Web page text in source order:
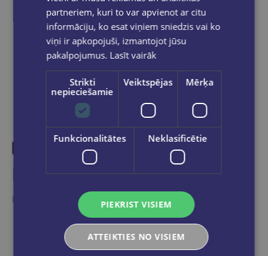
Dalies sociālajos tīklos:
Līdzīgas preces
Ieskaties, varbūt noder
partneriem, kuri to var apvienot ar citu
informāciju, ko esat viņiem sniedzis vai ko
viņi ir apkopojuši, izmantojot jūsu
pakalpojumus. Lasīt vairāk
Strikti
nepieciešamie
Veiktspējas Mērķa
Funkcionalitātes Neklasificētie
PIEKRIST VISIEM
ATTEIKTIES NO VISIEM